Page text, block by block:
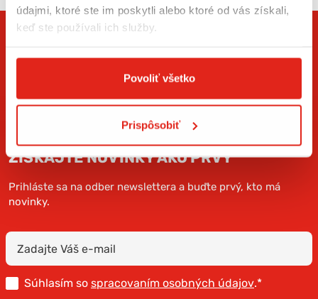
údajmi, ktoré ste im poskytli alebo ktoré od vás získali,
keď ste používali ich služby.
Povoliť všetko
Prispôsobiť
ZÍSKAJTE NOVINKY AKO PRVÝ
Prihláste sa na odber newslettera a buďte prvý, kto má
novinky.
Súhlasím so spracovaním osobných údajov.*